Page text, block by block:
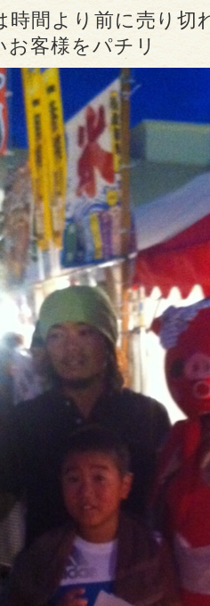
時間より前に売り切
お客様をパチリ